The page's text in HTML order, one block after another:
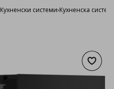
Кухненски системи›Кухненска